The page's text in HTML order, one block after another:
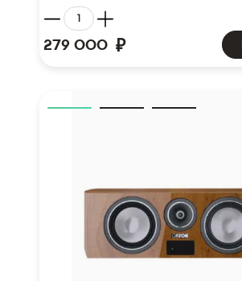
279 000 ₽